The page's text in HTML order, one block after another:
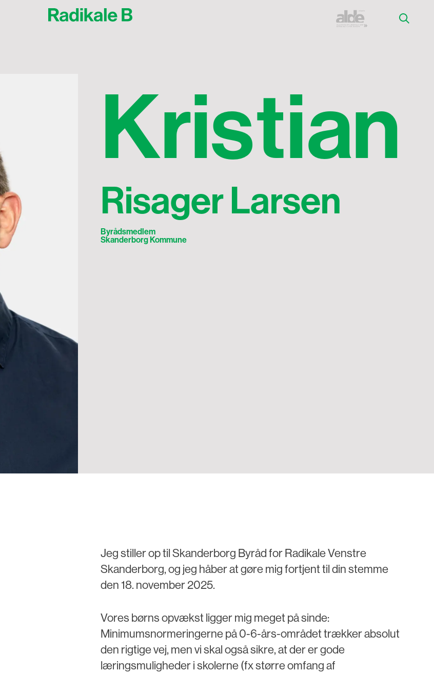
Kristian
Risager Larsen
Byrådsmedlem
Skanderborg Kommune
Jeg stiller op til Skanderborg Byråd for Radikale Venstre
Skanderborg, og jeg håber at gøre mig fortjent til din stemme
den 18. november 2025.
Vores børns opvækst ligger mig meget på sinde:
Minimumsnormeringerne på 0-6-års-området trækker absolut
den rigtige vej, men vi skal også sikre, at der er gode
læringsmuligheder i skolerne (fx større omfang af